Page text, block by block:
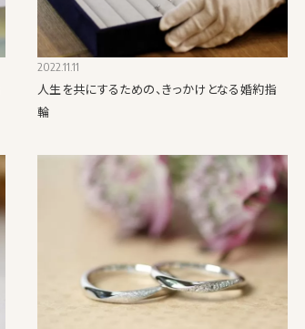
2022.11.11
人生を共にするための、きっかけとなる婚約指
輪